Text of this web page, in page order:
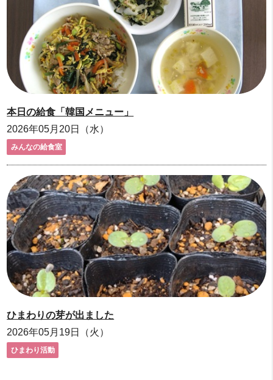
本日の給食「韓国メニュー」
2026年05月20日（水）
みんなの給食室
ひまわりの芽が出ました
2026年05月19日（火）
ひまわり活動